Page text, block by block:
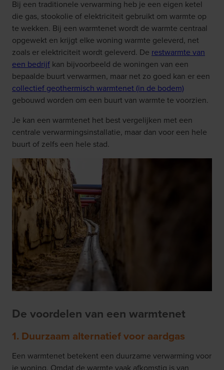
Bij een traditionele verwarming heb je een eigen ketel
die gas, stookolie of elektriciteit gebruikt om warmte op
te wekken. Bij een warmtenet wordt de warmte centraal
opgewekt en krijgt elke woning warmte geleverd, net
zoals er elektriciteit wordt geleverd. De restwarmte van
een bedrijf kan bijvoorbeeld de woningen van een
bepaalde buurt verwarmen, maar net zo goed kan er een
collectief geothermisch warmtenet (in de bodem)
gebouwd worden om een buurt van warmte te voorzien.
Je kan een warmtenet het best vergelijken met een
centrale verwarmingsinstallatie, maar dan voor een hele
buurt of zelfs een hele stad.
De voordelen van een warmtenet
1. Duurzaam alternatief voor aardgas
Een warmtenet betekent een duurzame verwarming voor